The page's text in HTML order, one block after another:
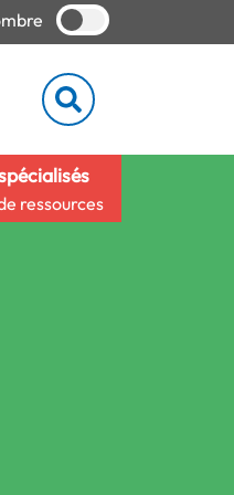
ressources